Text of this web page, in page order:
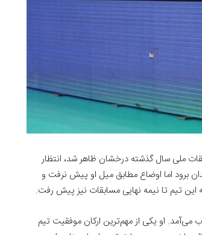
ملی سال گذشته درخشان ظاهر شد، انتظار
برود اما اوضاع مطابق میل او پیش نرفت و
این تیم تا نیمه نهایی مسابقات نیز پیش رفت.
او یکی از مهم‌ترین ارکان موفقیت تیم